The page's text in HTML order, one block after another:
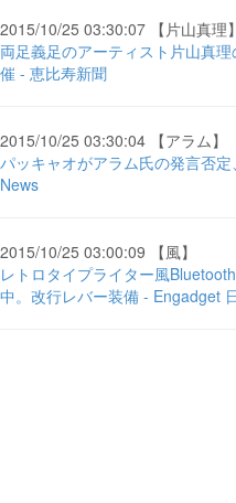
2015/10/25 03:30:07 【片山真理】
両足義足のアーティスト片山真
催 - 恵比寿新聞
2015/10/25 03:30:04 【アラム】
パッキャオがアラム氏の発言否
News
2015/10/25 03:00:09 【風】
レトロタイプライター風
中。改行レバー装備 - Engadget